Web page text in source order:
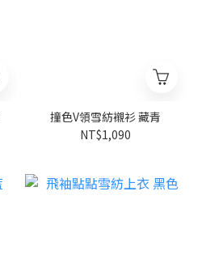
撞色V領雪紡襯衫 藏青
NT$1,090